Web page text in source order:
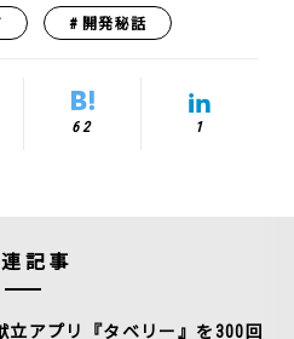
開発秘話
62 1
記事
立アプリ『タベリー』を300回